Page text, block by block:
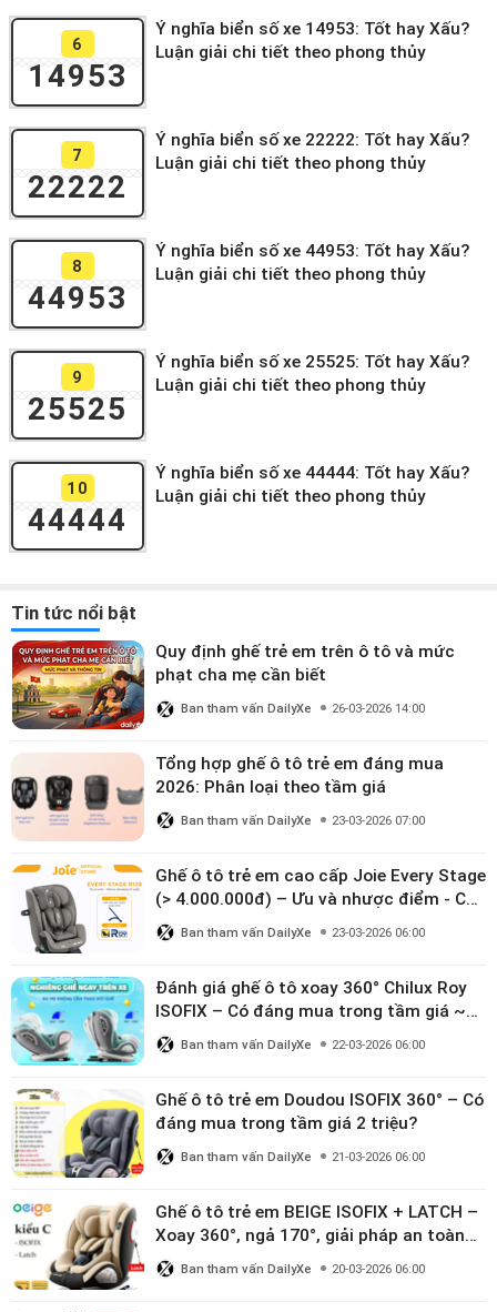
6
14953
Ý nghĩa biển số xe 14953: Tốt hay Xấu?
Luận giải chi tiết theo phong thủy
7
22222
Ý nghĩa biển số xe 22222: Tốt hay Xấu?
Luận giải chi tiết theo phong thủy
8
44953
Ý nghĩa biển số xe 44953: Tốt hay Xấu?
Luận giải chi tiết theo phong thủy
9
25525
Ý nghĩa biển số xe 25525: Tốt hay Xấu?
Luận giải chi tiết theo phong thủy
10
44444
Ý nghĩa biển số xe 44444: Tốt hay Xấu?
Luận giải chi tiết theo phong thủy
Tin tức nổi bật
Quy định ghế trẻ em trên ô tô và mức
phạt cha mẹ cần biết
Ban tham vấn DailyXe 26-03-2026 14:00
Tổng hợp ghế ô tô trẻ em đáng mua
2026: Phân loại theo tầm giá
Ban tham vấn DailyXe 23-03-2026 07:00
Ghế ô tô trẻ em cao cấp Joie Every Stage
(> 4.000.000đ) – Ưu và nhược điểm - Có
đáng đầu tư cho bé từ 0–12 tuổi?
Ban tham vấn DailyXe 23-03-2026 06:00
Đánh giá ghế ô tô xoay 360° Chilux Roy
ISOFIX – Có đáng mua trong tầm giá ~3
triệu
Ban tham vấn DailyXe 22-03-2026 06:00
Ghế ô tô trẻ em Doudou ISOFIX 360° – Có
đáng mua trong tầm giá 2 triệu?
Ban tham vấn DailyXe 21-03-2026 06:00
Ghế ô tô trẻ em BEIGE ISOFIX + LATCH –
Xoay 360°, ngả 170°, giải pháp an toàn
linh hoạt cho bé 0–10 tuổi
Ban tham vấn DailyXe 20-03-2026 06:00